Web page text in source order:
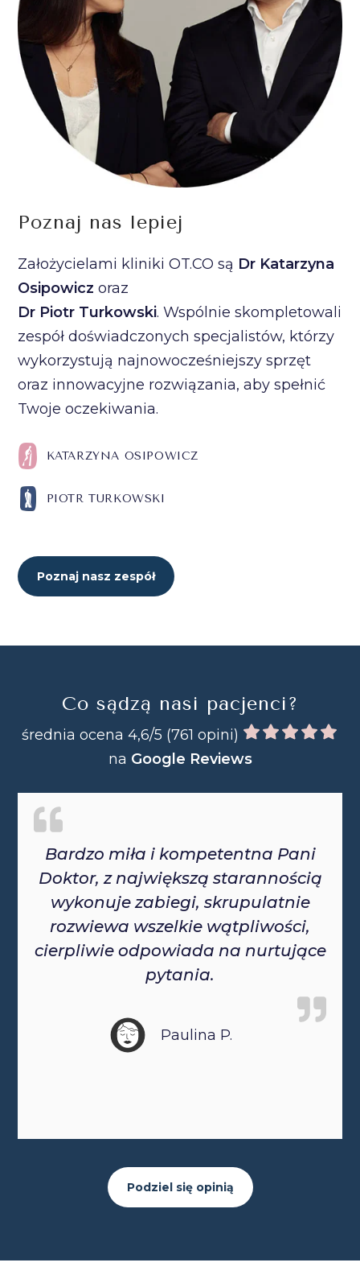
Poznaj nas lepiej
Założycielami kliniki OT.CO są Dr Katarzyna
Osipowicz oraz
Dr Piotr Turkowski. Wspólnie skompletowali
zespół doświadczonych specjalistów, którzy
wykorzystują najnowocześniejszy sprzęt
oraz innowacyjne rozwiązania, aby spełnić
Twoje oczekiwania.
KATARZYNA OSIPOWICZ
PIOTR TURKOWSKI
Poznaj nasz zespół
Co sądzą nasi pacjenci?
średnia ocena 4,6/5 (761 opini)
na Google Reviews
Bardzo miła i kompetentna Pani
Doktor, z największą starannością
wykonuje zabiegi, skrupulatnie
rozwiewa wszelkie wątpliwości,
cierpliwie odpowiada na nurtujące
pytania.
Paulina P.
Podziel się opinią